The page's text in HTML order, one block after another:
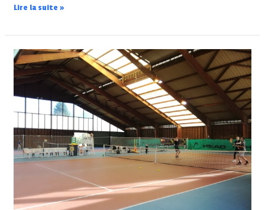
Lire la suite »
Stage
des
vacances
d’hiver